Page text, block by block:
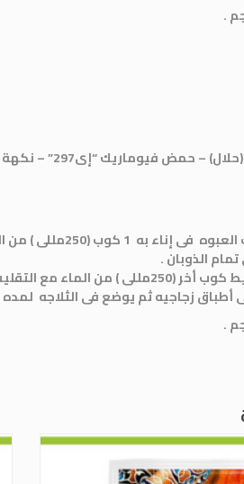
مماثلة للطبيعية – ألوان غذائية (ترترازين (إى 102)- كارموزين (ُإى 122)).
1 كوب (250مللى ) من الماء المغلى .
الذوبان .
) من الماء مع التقليب .
ثم يوضع فى الثلاجه لمده 3: 4 ساعات أو حتى تمام التماسك .